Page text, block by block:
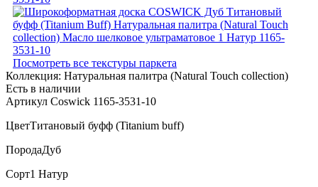
Посмотреть все текстуры паркета
Коллекция: Натуральная палитра (Natural Touch collection)
Есть в наличии
Артикул Coswick 1165-3531-10
ЦветТитановый буфф (Titanium buff)
ПородаДуб
Сорт1 Натур